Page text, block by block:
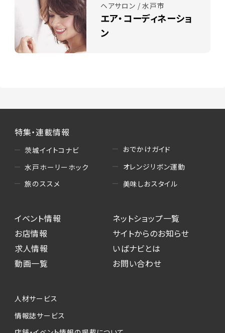
ヘアサロン / 水戸市
エア・コーディネーショ
ン
特集・連載情報
茨城イイトコナビ
水戸ホーリーホック
旅のススメ
おでかけガイド
オレンジリボン運動
美味しおスタイル
イベント情報
お店情報
求人情報
動画一覧
ネットショップ一覧
サイトからのお知らせ
いばナビとは
お問い合わせ
人材サービス
情報誌サービス